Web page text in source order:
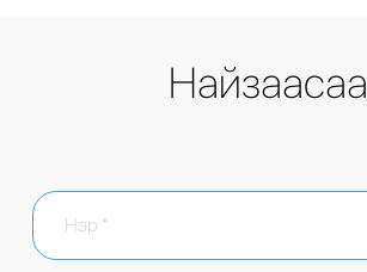
Найзаасаа